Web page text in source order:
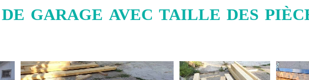
garage avec taille des